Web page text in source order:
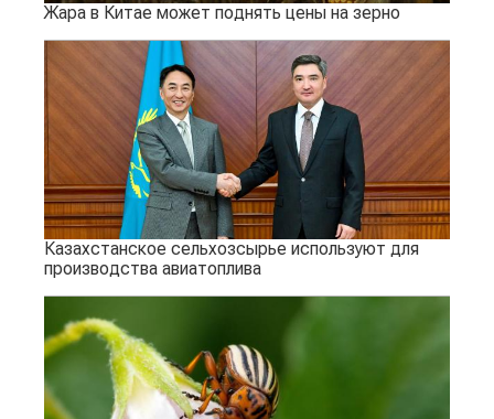
Жара в Китае может поднять цены на зерно
Казахстанское сельхозсырье используют для
производства авиатоплива